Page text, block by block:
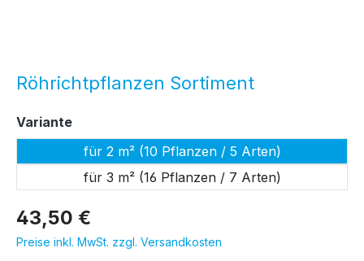
Röhrichtpflanzen Sortiment
43,50 €
Preise inkl. MwSt. zzgl. Versandkosten
Varianteauswählen
für 2 m² (10 Pflanzen / 5 Arten)
für 3 m² (16 Pflanzen / 7 Arten)